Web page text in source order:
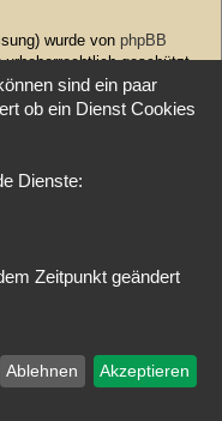
wurde von phpBB
geschützt.
Version 2 (GPL-2.0)
Weitere Details findest du
dann besuchephpBB
abgeben oder
oder juristische
sind ein paar
ob ein Dienst Cookies
Dienste:
Zeitpunkt geändert
Ablehnen Akzeptieren